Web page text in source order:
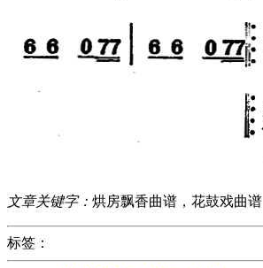
文章关键字： 烘房飘香曲谱，花鼓戏曲谱
标签：